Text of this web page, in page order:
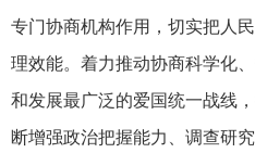
专门协商机构作用，切实把人
理效能。着力推动协商科学化
和发展最广泛的爱国统一战线
断增强政治把握能力、调查研